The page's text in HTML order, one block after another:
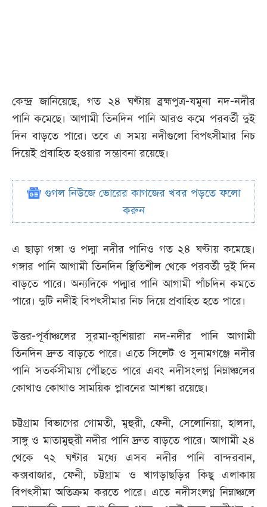
কেন্দ্র জানিয়েছে, গত ২৪ ঘণ্টায় ব্রহ্মপুত্র-যমুনা নদ-নদীর
পানি কমেছে। আগামী তিনদিন পানি আরও কমে পরবর্তী দুই
দিন বাড়তে পারে। তবে এ সময় নদীগুলো বিপৎসীমার নিচ
দিয়েই প্রবাহিত হওয়ার সম্ভাবনা রয়েছে।
গুগল নিউজে ভোরের কাগজের খবর পড়তে ফলো
করুন
এ ছাড়া গঙ্গা ও পদ্মা নদীর পানিও গত ২৪ ঘণ্টায় কমেছে।
গঙ্গার পানি আগামী তিনদিন স্থিতিশীল থেকে পরবর্তী দুই দিন
বাড়তে পারে। অন্যদিকে পদ্মার পানি আগামী পাঁচদিন কমতে
পারে। দুটি নদীই বিপৎসীমার নিচ দিয়ে প্রবাহিত হতে পারে।
উত্তর-পূর্বাঞ্চলের সুরমা-কুশিয়ারা নদ-নদীর পানি আগামী
তিনদিন দ্রুত বাড়তে পারে। এতে সিলেট ও সুনামগঞ্জে নদীর
পানি সতর্কসীমায় পৌঁছতে পারে এবং নদীসংলগ্ন নিম্নাঞ্চলের
কোথাও কোথাও সাময়িক প্লাবনের আশঙ্কা রয়েছে।
চট্টগ্রাম বিভাগের গোমতী, মুহুরী, ফেনী, সেলোনিয়া, হালদা,
সাঙ্গু ও মাতামুহুরী নদীর পানি দ্রুত বাড়তে পারে। আগামী ২৪
থেকে ৭২ ঘণ্টার মধ্যে এসব নদীর পানি বান্দরবান,
কক্সবাজার, ফেনী, চট্টগ্রাম ও খাগড়াছড়ির কিছু এলাকায়
বিপৎসীমা অতিক্রম করতে পারে। এতে নদীসংলগ্ন নিম্নাঞ্চলে